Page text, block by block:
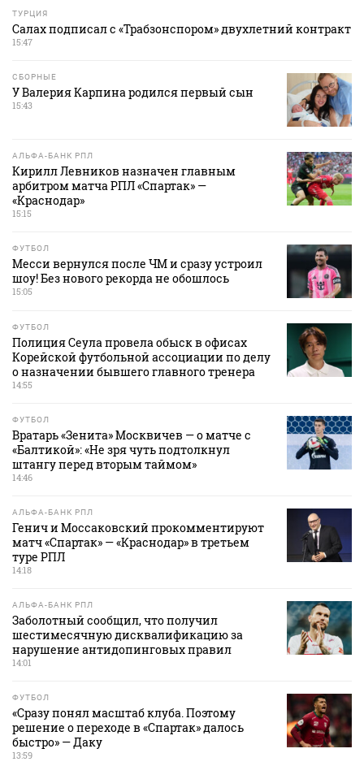
ТУРЦИЯ
Салах подписал с «Трабзонспором» двухлетний контракт
15:47
СБОРНЫЕ
У Валерия Карпина родился первый сын
15:43
АЛЬФА-БАНК РПЛ
Кирилл Левников назначен главным
арбитром матча РПЛ «Спартак» —
«Краснодар»
15:15
ФУТБОЛ
Месси вернулся после ЧМ и сразу устроил
шоу! Без нового рекорда не обошлось
15:05
ФУТБОЛ
Полиция Сеула провела обыск в офисах
Корейской футбольной ассоциации по делу
о назначении бывшего главного тренера
14:55
ФУТБОЛ
Вратарь «Зенита» Москвичев — о матче с
«Балтикой»: «Не зря чуть подтолкнул
штангу перед вторым таймом»
14:46
АЛЬФА-БАНК РПЛ
Генич и Моссаковский прокомментируют
матч «Спартак» — «Краснодар» в третьем
туре РПЛ
14:18
АЛЬФА-БАНК РПЛ
Заболотный сообщил, что получил
шестимесячную дисквалификацию за
нарушение антидопинговых правил
14:01
ФУТБОЛ
«Сразу понял масштаб клуба. Поэтому
решение о переходе в «Спартак» далось
быстро» — Даку
13:59